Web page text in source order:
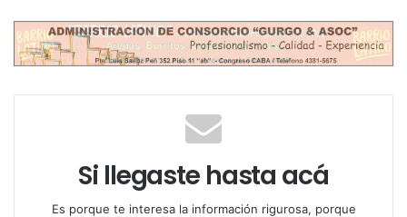
flamante legislador y aún vocero presidencial, se
dirigió a los militantes con tono triunfal y dijo:
medio de la euforia violeta que pintó de nuevo el
mapa político porteño, esa expresión de raíz latina
dejó entrever algo más profundo que la inmediatez
del resultado electoral.
Si llegaste hasta acá
Es porque te interesa la información rigurosa, porque